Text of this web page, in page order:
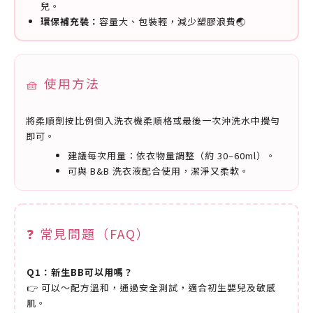
兒。
環保補充裝： 容量大、包裝輕，減少塑膠浪費🌏
🧺 使用方法
將柔順劑按比例倒入洗衣機柔順格或最後一次沖洗水中攪勻
即可。
建議每次用量：依衣物量調整（約 30–60ml）。
可與 B&B 洗衣液配合使用，潔淨又柔軟。
❓ 常見問題（FAQ）
Q1：新生BB可以用嗎？
👉 可以～配方溫和，通過安全測試，適合初生嬰兒及敏感
肌。